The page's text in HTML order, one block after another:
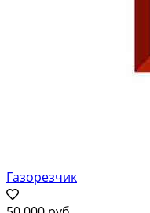
Газорезчик